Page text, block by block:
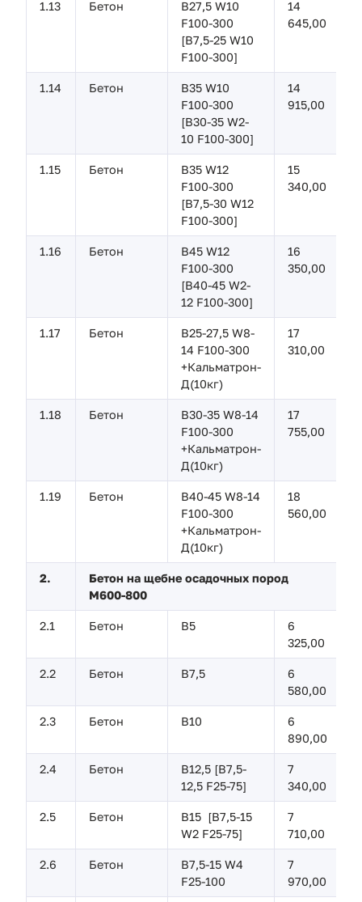
1.13 Бетон
В27,5 W10
F100-300
[B7,5-25 W10
F100-300]
14
645,00
1.14 Бетон
В35 W10
F100-300
[B30-35 W2-
10 F100-300]
14
915,00
1.15 Бетон
В35 W12
F100-300
[B7,5-30 W12
F100-300]
15
340,00
1.16 Бетон
В45 W12
F100-300
[B40-45 W2-
12 F100-300]
16
350,00
1.17 Бетон
В25-27,5 W8-
14 F100-300
+Кальматрон-
Д(10кг)
17
310,00
1.18 Бетон
В30-35 W8-14
F100-300
+Кальматрон-
Д(10кг)
17
755,00
1.19 Бетон
В40-45 W8-14
F100-300
+Кальматрон-
Д(10кг)
18
560,00
2.
Бетон на щебне осадочных пород
М600-800
2.1 Бетон В5
6
325,00
2.2 Бетон В7,5
6
580,00
2.3 Бетон В10
6
890,00
2.4 Бетон
В12,5 [B7,5-
12,5 F25-75]
7
340,00
2.5 Бетон
В15 [B7,5-15
W2 F25-75]
7
710,00
2.6 Бетон
В7,5-15 W4
F25-100
7
970,00